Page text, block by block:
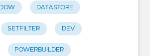
DATASTORE
SETFILTER DEV
POWERBUILDER